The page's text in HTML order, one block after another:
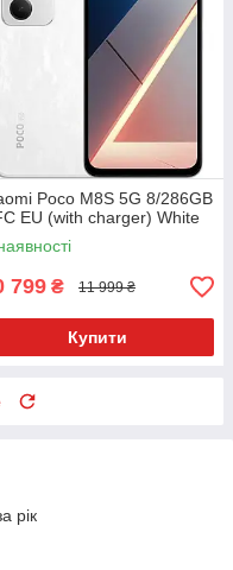
Poco M8S 5G 8/286GB
EU (with charger) White
799 ₴ 11 999 ₴
Купити
рік